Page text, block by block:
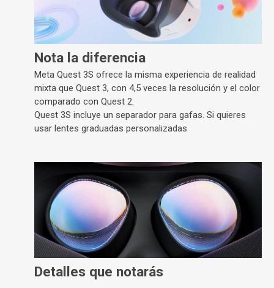
Nota la diferencia
Meta Quest 3S ofrece la misma experiencia de realidad
mixta que Quest 3, con 4,5 veces la resolución y el color
comparado con Quest 2.
Quest 3S incluye un separador para gafas. Si quieres
usar lentes graduadas personalizadas
Detalles que notarás